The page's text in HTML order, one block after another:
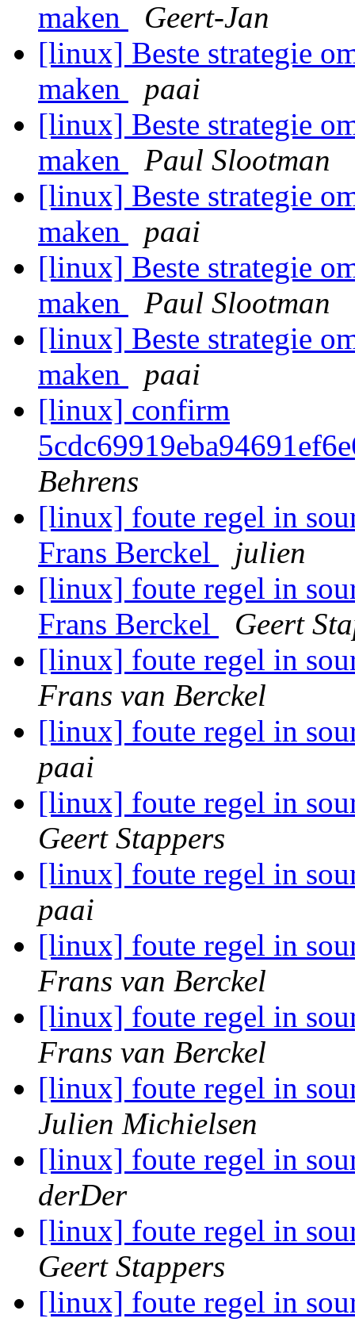
maken
Geert-Jan
[linux] Beste strategie
maken
paai
[linux] Beste strategie
maken
Paul Slootman
[linux] Beste strategie
maken
paai
[linux] Beste strategie
maken
Paul Slootman
[linux] Beste strategie
maken
paai
[linux] confirm
Behrens
[linux] foute regel in
Frans Berckel
julien
[linux] foute regel in
Frans Berckel
Geert
[linux] foute regel in
Frans van Berckel
[linux] foute regel in
paai
[linux] foute regel in
Geert Stappers
[linux] foute regel in
paai
[linux] foute regel in
Frans van Berckel
[linux] foute regel in
Frans van Berckel
[linux] foute regel in
Julien Michielsen
[linux] foute regel in
derDer
[linux] foute regel in
Geert Stappers
[linux] foute regel in